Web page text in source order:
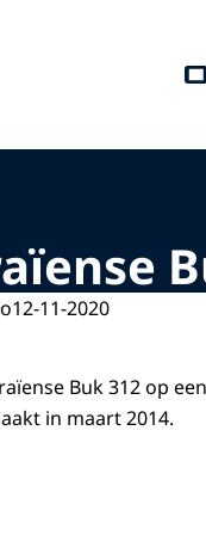
12-11-2020
Buk 312 op
in maart 2014.